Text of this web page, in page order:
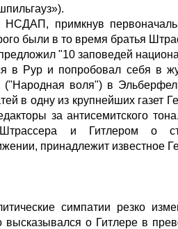
примкнув
были в то время братья
"10 заповедей
в Рур и попробовал себя в
воля") в
в одну из крупнейших газет
за антисемитского
и Гитлером о
принадлежит известное
симпатии резко
высказывался о Гитлере в